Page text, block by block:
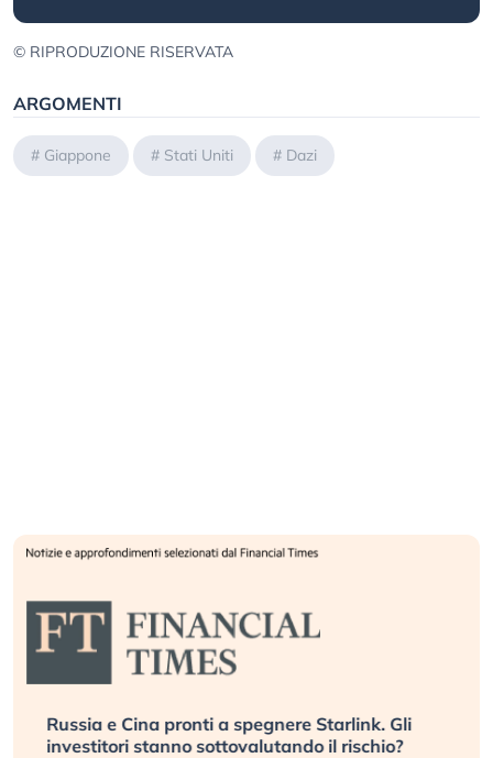
© RIPRODUZIONE RISERVATA
ARGOMENTI
# Giappone # Stati Uniti # Dazi
Russia e Cina pronti a spegnere Starlink. Gli
investitori stanno sottovalutando il rischio?